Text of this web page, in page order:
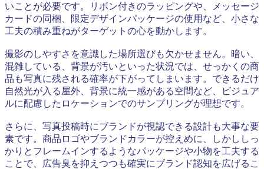
いことが必要です。リボン付きのラッピングや、メッセージ
カードの同梱、限定デザインパッケージの使用など、小さな
工夫の積み重ねがターゲットの心を動かします。
撮影のしやすさを意識した場所選びも欠かせません。暗い、
混雑している、背景が汚いといった状況では、せっかくの商
品も写真に残される確率が下がってしまいます。できるだけ
自然光が入る屋外、背景に統一感がある空間など、ビジュア
ルに配慮したロケーションでのサンプリングが理想です。
さらに、写真投稿時にブランドが視認できる設計も大事な要
素です。商品ロゴやブランドカラーが控えめに、しかししっ
かりとフレームインするようなパッケージや小物を工夫する
ことで、広告臭を抑えつつも確実にブランド認知を広げるこ